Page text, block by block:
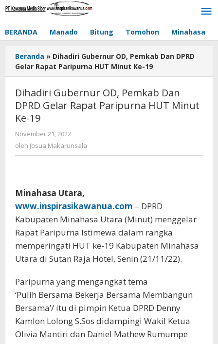
Lewati
BERANDA Manado Bitung Tomohon Minahasa
Beranda » Dihadiri Gubernur OD, Pemkab Dan DPRD
Gelar Rapat Paripurna HUT Minut Ke-19
Dihadiri Gubernur OD, Pemkab Dan
DPRD Gelar Rapat Paripurna HUT Minut
Ke-19
November 21, 2022
Josua
oleh Josua Makarunsala
Minahasa Utara,
www.inspirasikawanua.com – DPRD
Kabupaten Minahasa Utara (Minut) menggelar
Rapat Paripurna Istimewa dalam rangka
memperingati HUT ke-19 Kabupaten Minahasa
Utara di Sutan Raja Hotel, Senin (21/11/22).
Paripurna yang mengangkat tema
‘Pulih Bersama Bekerja Bersama Membangun
Bersama’/ itu di pimpin Ketua DPRD Denny
Kamlon Lolong S.Sos didampingi Wakil Ketua
Olivia Mantiri dan Daniel Mathew Rumumpe